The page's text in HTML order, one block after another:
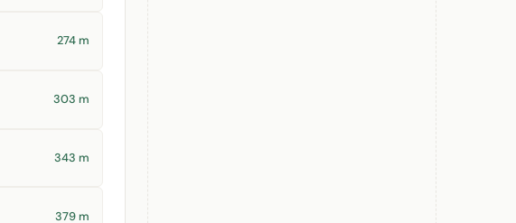
274 m
303 m
343 m
379 m